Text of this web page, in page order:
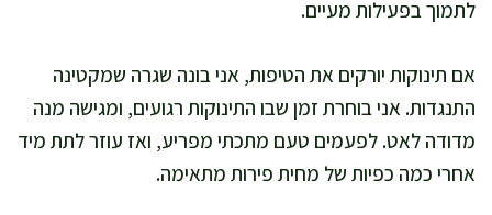
לתמוך בפעילות מעיים.
אם תינוקות יורקים את הטיפות, אני בונה שגרה שמקטינה
התנגדות. אני בוחרת זמן שבו התינוקות רגועים, ומגישה מנה
מדודה לאט. לפעמים טעם מתכתי מפריע, ואז עוזר לתת מיד
אחרי כמה כפיות של מחית פירות מתאימה.